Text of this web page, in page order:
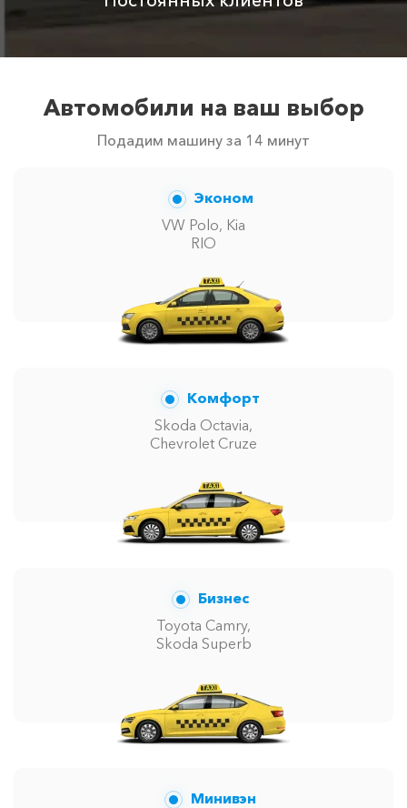
Цены по акции ограничены количеством свободных
автомобилей в г Кореиз. Точную цену вам сообщит
Автомобили на ваш выбор
Подадим машину за 14 минут
Эконом
VW Polo, Kia
RIO
Комфорт
Skoda Octavia,
Chevrolet Cruze
Бизнес
Toyota Camry,
Skoda Superb
Минивэн